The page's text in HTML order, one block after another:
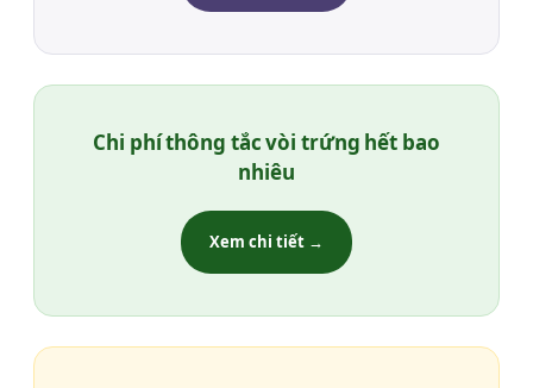
Chi phí thông tắc vòi trứng hết bao
nhiêu
Xem chi tiết →